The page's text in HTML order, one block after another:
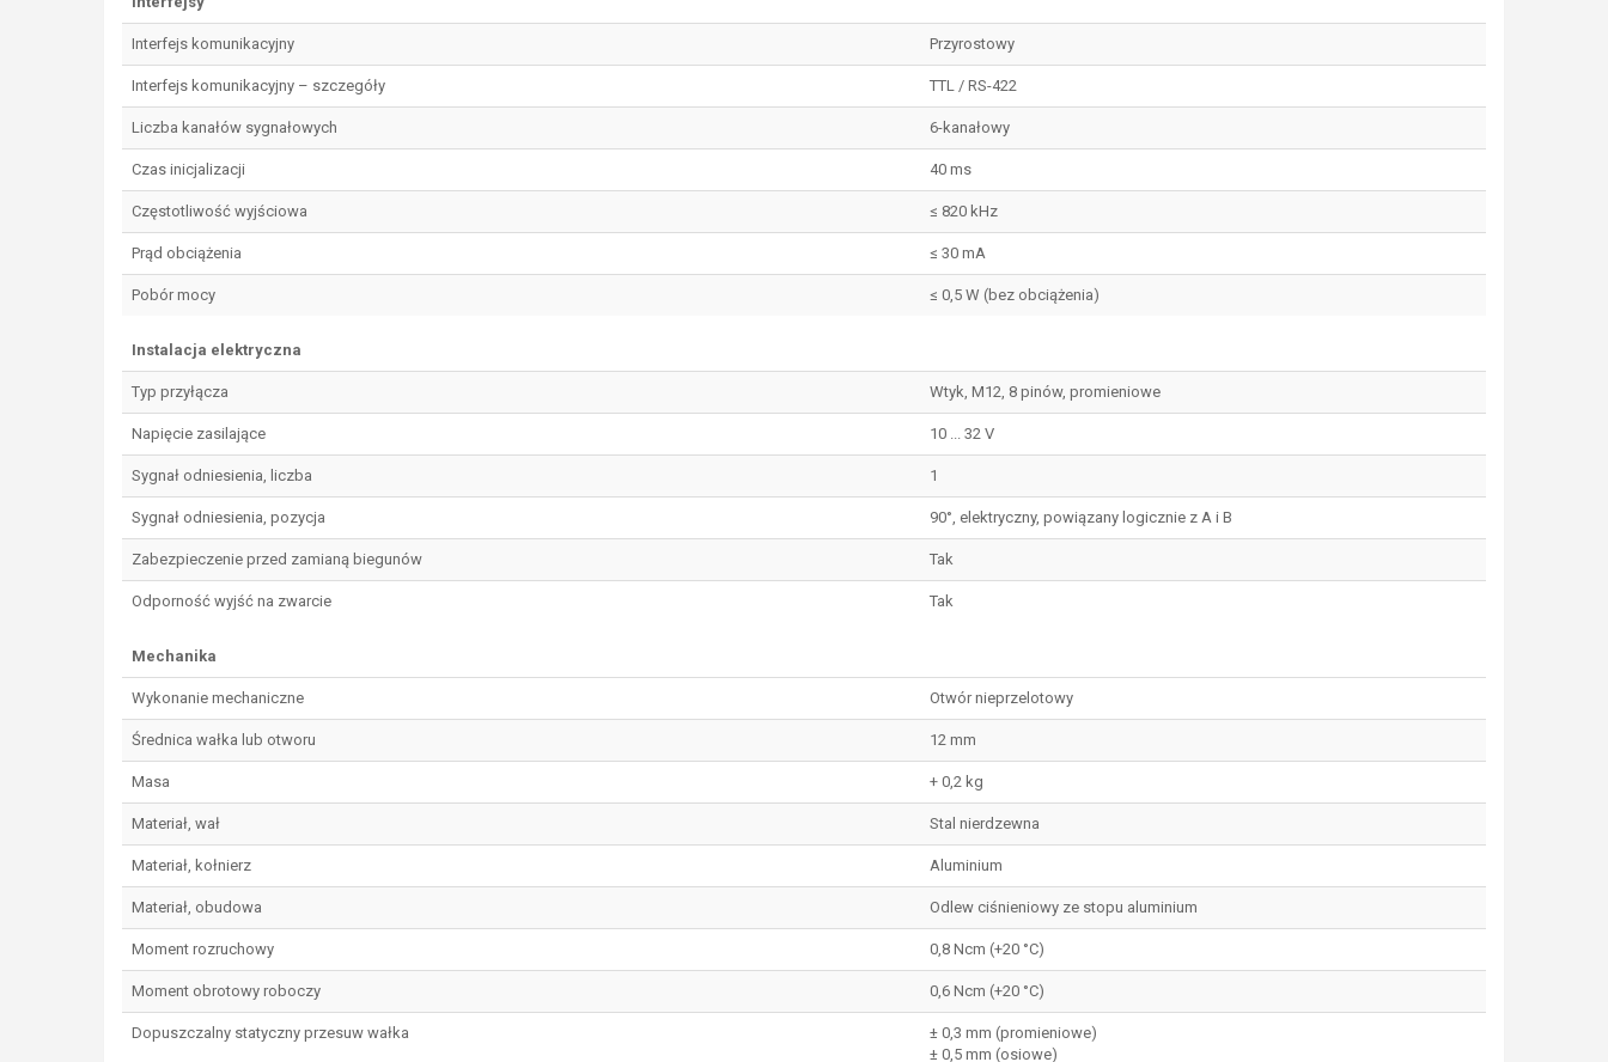
Interfejs komunikacyjny Przyrostowy
Interfejs komunikacyjny – szczegóły TTL / RS-422
Liczba kanałów sygnałowych 6-kanałowy
Czas inicjalizacji 40 ms
Częstotliwość wyjściowa ≤ 820 kHz
Prąd obciążenia ≤ 30 mA
Pobór mocy ≤ 0,5 W (bez obciążenia)
Instalacja elektryczna
Typ przyłącza Wtyk, M12, 8 pinów, promieniowe
Napięcie zasilające 10 ... 32 V
Sygnał odniesienia, liczba 1
Sygnał odniesienia, pozycja 90°, elektryczny, powiązany logicznie z A i B
Zabezpieczenie przed zamianą biegunów Tak
Odporność wyjść na zwarcie Tak
Mechanika
Wykonanie mechaniczne Otwór nieprzelotowy
Średnica wałka lub otworu 12 mm
Masa + 0,2 kg
Materiał, wał Stal nierdzewna
Materiał, kołnierz Aluminium
Materiał, obudowa Odlew ciśnieniowy ze stopu aluminium
Moment rozruchowy 0,8 Ncm (+20 °C)
Moment obrotowy roboczy 0,6 Ncm (+20 °C)
Dopuszczalny statyczny przesuw wałka
± 0,3 mm (promieniowe)
± 0,5 mm (osiowe)